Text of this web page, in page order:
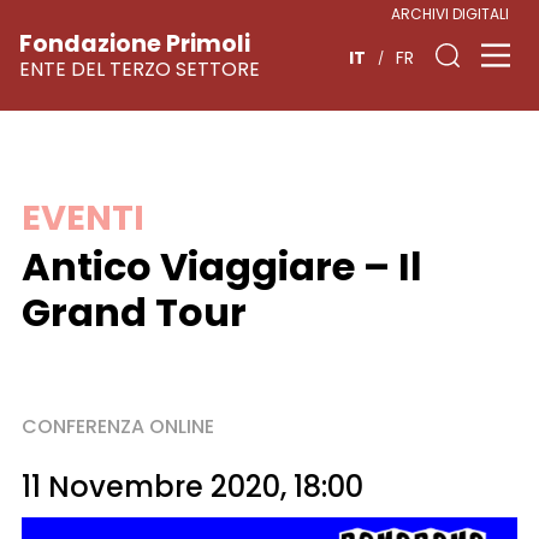
Vai
contenuto
Fondazione Primoli
ENTE DEL TERZO SETTORE
ARCHIVI DIGITALI
IT FR
EVENTI
Antico Viaggiare – Il
Grand Tour
CONFERENZA ONLINE
11 Novembre 2020, 18:00